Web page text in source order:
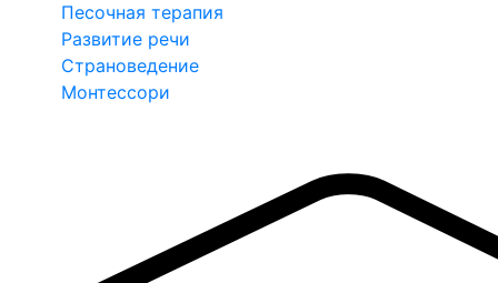
Песочная терапия
Развитие речи
Страноведение
Монтессори